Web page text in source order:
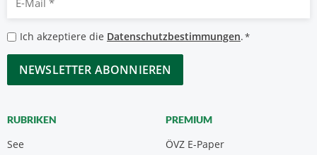
Mail
*
Datenschutzbestimmungen
*
Ich akzeptiere die Datenschutzbestimmungen.*
CAPTCHA
RUBRIKEN
See
PREMIUM
ÖVZ E-Paper